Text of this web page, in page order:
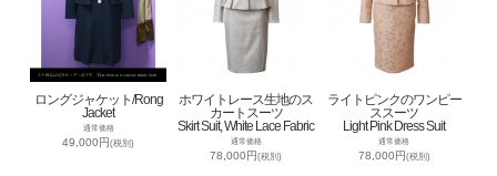
ロングジャケット/Rong
Jacket
通常価格
49,000円(税別)
ホワイトレース生地のス
カートスーツ
Skirt Suit, White Lace Fabric
通常価格
78,000円(税別)
ライトピンクのワンピー
ススーツ
Light Pink Dress Suit
通常価格
78,000円(税別)